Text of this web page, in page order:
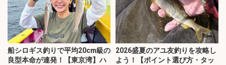
船シロギス釣りで平均20cm級の
良型本命が連発！【東京湾】ハ
2026盛夏のアユ友釣りを攻略し
よう！【ポイント選び方・タッ